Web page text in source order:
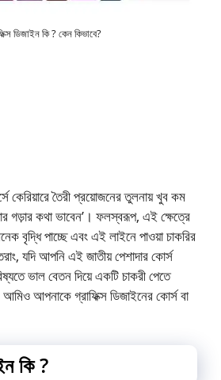
ডিজাইন কি ? কেন কিভাবে?
কেরিয়ারে তৈরী প্রয়োজনের তুলনায় খুব কম
গড়ার কথা ভাবেন’। ফলস্বরূপ, এই ক্ষেত্রে
বৃদ্ধি পাচ্ছে এবং এই লাইনে পাওয়া চাকরির
যদি আপনি এই জাতীয় পেশাদার কোর্স
ভাল বেতন দিয়ে একটি চাকরী পেতে
আপনাকে গ্রাফিক্স ডিজাইনের কোর্স বা
কি ?